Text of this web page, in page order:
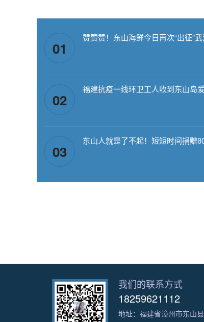
01
赞赞赞！东山海鲜今日再次“出征”武
02
福建抗疫一线环卫工人收到东山岛
03
东山人就是了不起​！短短时间捐赠
我们的联系方式
18259621112
地址：福建省漳州市东山